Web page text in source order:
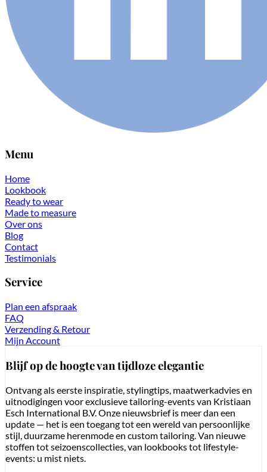
Menu
Home
Lookbook
Ready to wear
Made to measure
Over ons
Blog
Contact
Testimonials
Service
Plan een afspraak
FAQ
Verzending & Retour
Mijn Account
Blijf op de hoogte van tijdloze elegantie
Ontvang als eerste inspiratie, stylingtips, maatwerkadvies en
uitnodigingen voor exclusieve tailoring-events van Kristiaan
Esch International B.V. Onze nieuwsbrief is meer dan een
update — het is een toegang tot een wereld van persoonlijke
stijl, duurzame herenmode en custom tailoring. Van nieuwe
stoffen tot seizoenscollecties, van lookbooks tot lifestyle-
events: u mist niets.